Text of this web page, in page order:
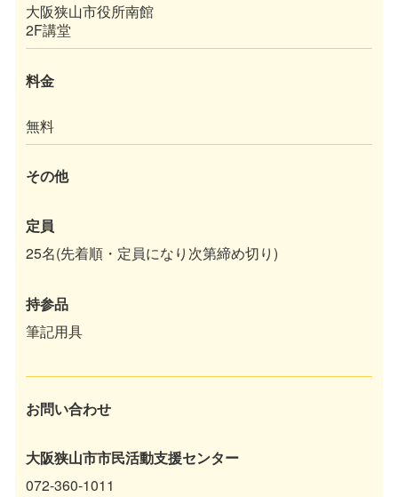
大阪狭山市役所南館
2F講堂
料金
無料
その他
定員
25名(先着順・定員になり次第締め切り)
持参品
筆記用具
お問い合わせ
大阪狭山市市民活動支援センター
072-360-1011